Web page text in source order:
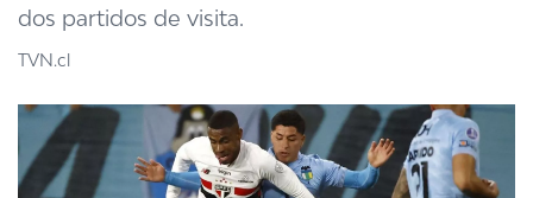
NTV
ACTUALIDAD Y TENDENCIAS
dos partidos de visita.
TVN.cl